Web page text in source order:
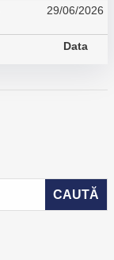
29/06/2026
Data